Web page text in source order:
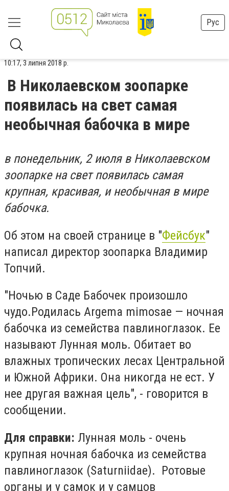
Рус
10:17, 3 липня 2018 р.
В Николаевском зоопарке
появилась на свет самая
необычная бабочка в мире
в понедельник, 2 июля в Николаевском
зоопарке на свет появилась самая
крупная, красивая, и необычная в мире
бабочка.
Об этом на своей странице в "Фейсбук"
написал директор зоопарка Владимир
Топчий.
"Ночью в Саде Бабочек произошло
чудо.Родилась Argema mimosae — ночная
бабочка из семейства павлиноглазок. Ее
называют Лунная моль. Обитает во
влажных тропических лесах Центральной
и Южной Африки. Она никогда не ест. У
нее другая важная цель", - говорится в
сообщении.
Для справки: Лунная моль - очень
крупная ночная бабочка из семейства
павлиноглазок (Saturniidae). Ротовые
органы и у самок и у самцов